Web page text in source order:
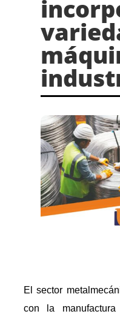
El sector
con la